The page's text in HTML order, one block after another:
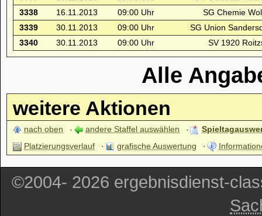
3338
16.11.2013 09:00 Uhr
SG Chemie
3339
30.11.2013 09:00 Uhr
SG Union
3340
30.11.2013 09:00 Uhr SV 1920
Alle
weitere Aktionen
nach oben andere Staffel auswählen
Platzierungsverlauf
grafische Auswertung
©2004- 2026 ergebnisdienst-